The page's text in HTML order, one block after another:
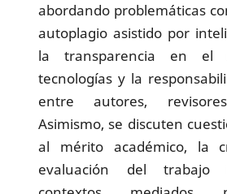
abordando problemáticas
autoplagio asistido por
la transparencia en el
tecnologías y la
entre autores,
Asimismo, se discuten
al mérito académico, la
evaluación del trabajo